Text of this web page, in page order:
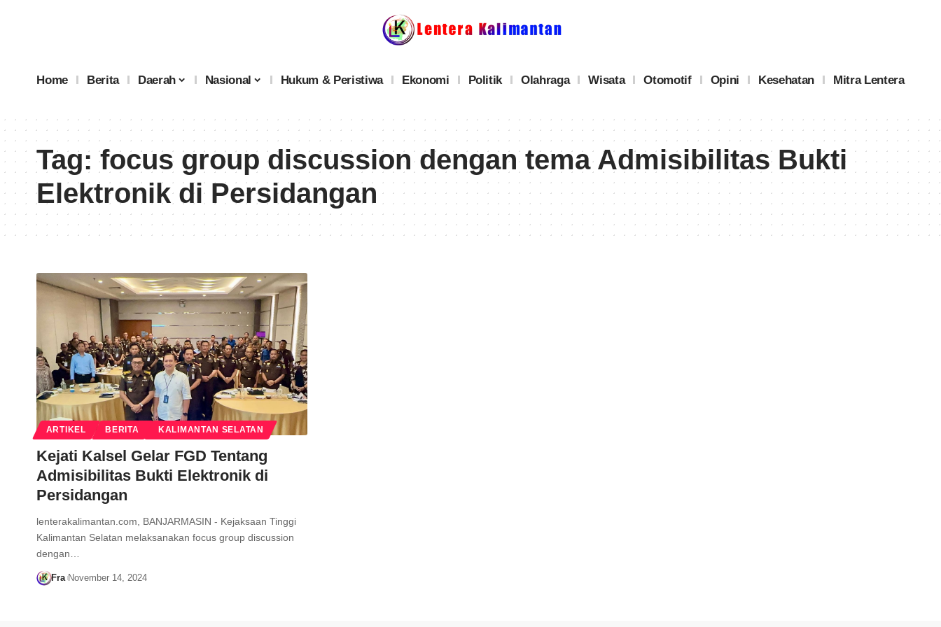
Home Berita Daerah Nasional Hukum & Peristiwa Ekonomi Politik Olahraga Wisata Otomotif Opini Kesehatan Mitra Lentera
Tag:focus group discussion dengan tema Admisibilitas Bukti
Elektronik di Persidangan
ARTIKEL BERITA KALIMANTAN SELATAN
Kejati Kalsel Gelar FGD Tentang
Admisibilitas Bukti Elektronik di
Persidangan
lenterakalimantan.com, BANJARMASIN - Kejaksaan Tinggi
Kalimantan Selatan melaksanakan focus group discussion
dengan…
Fra November 14, 2024